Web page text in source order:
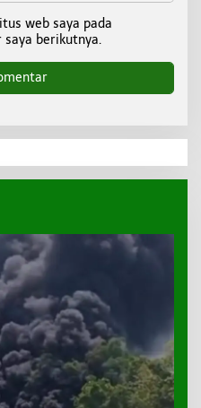
web saya pada
berikutnya.